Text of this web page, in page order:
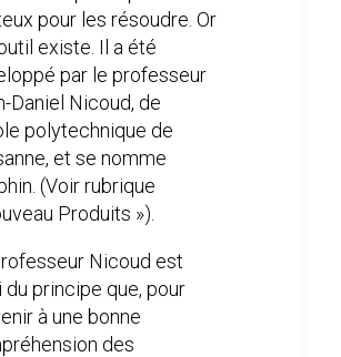
pour les résoudre. Or
existe. Il a été
par le professeur
Daniel Nicoud, de
polytechnique de
et se nomme
(Voir rubrique
Produits »).
Nicoud est
du principe que, pour
à une bonne
des